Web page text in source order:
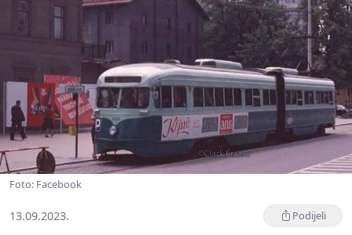
Foto: Facebook
13.09.2023. Podijeli